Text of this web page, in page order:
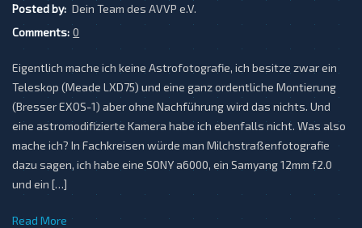
Posted by: Dein Team des AVVP e.V.
Comments: 0
Eigentlich mache ich keine Astrofotografie, ich besitze zwar ein
Teleskop (Meade LXD75) und eine ganz ordentliche Montierung
(Bresser EXOS-1) aber ohne Nachführung wird das nichts. Und
eine astromodifizierte Kamera habe ich ebenfalls nicht. Was also
mache ich? In Fachkreisen würde man Milchstraßenfotografie
dazu sagen, ich habe eine SONY a6000, ein Samyang 12mm f2.0
und ein […]
Read More